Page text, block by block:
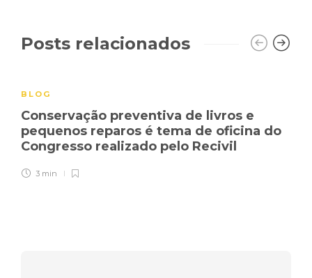
Posts relacionados
BLOG
Conservação preventiva de livros e
pequenos reparos é tema de oficina do
Congresso realizado pelo Recivil
3 min